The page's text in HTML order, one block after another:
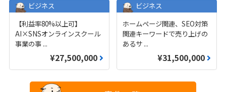
ビジネス
【利益率80%以上可】
AI×SNSオンラインスクール
事業の事 ...
¥27,500,000
ビジネス
ホームページ関連、SEO対策
関連キーワードで売り上げの
あるサ ...
¥31,500,000